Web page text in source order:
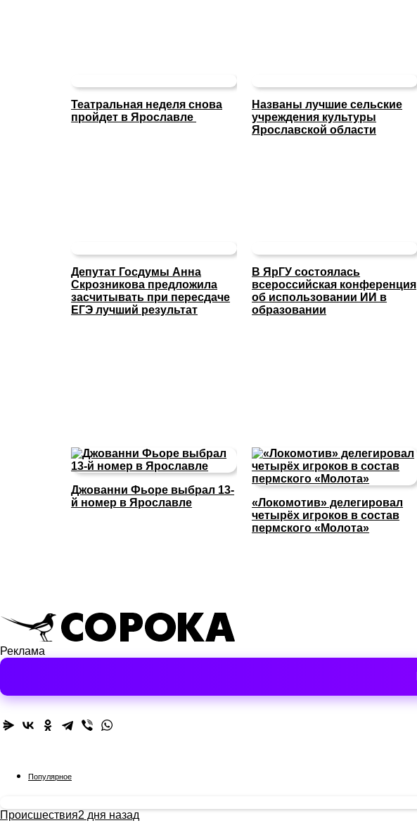
Театральная неделя снова
пройдет в Ярославле
Названы лучшие сельские
учреждения культуры
Ярославской области
Депутат Госдумы Анна
Скрозникова предложила
засчитывать при пересдаче
ЕГЭ лучший результат
В ЯрГУ состоялась
всероссийская конференция
об использовании ИИ в
образовании
Джованни Фьоре выбрал 13-
й номер в Ярославле
«Локомотив» делегировал
четырёх игроков в состав
пермского «Молота»
Реклама
Популярное
Происшествия2 дня назад